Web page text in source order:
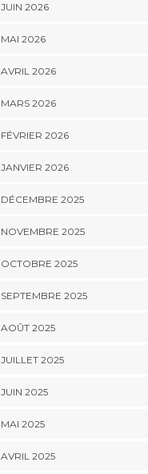
JUIN 2026
MAI 2026
AVRIL 2026
MARS 2026
FÉVRIER 2026
JANVIER 2026
DÉCEMBRE 2025
NOVEMBRE 2025
OCTOBRE 2025
SEPTEMBRE 2025
AOÛT 2025
JUILLET 2025
JUIN 2025
MAI 2025
AVRIL 2025